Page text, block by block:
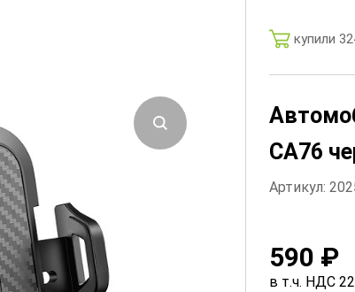
купили
CA76
Артикул:
590 ₽
в т.ч. НДС